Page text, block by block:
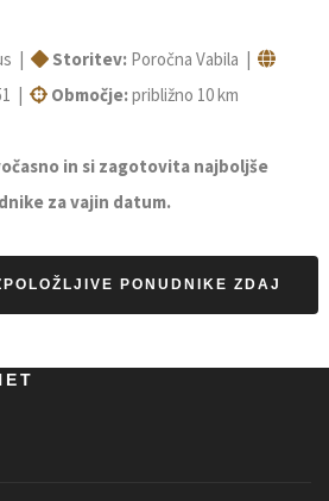
| Storitev:Poročna Vabila |
| Območje:približno 10 km
in si zagotovita najboljše
za vajin datum.
PONUDNIKE ZDAJ